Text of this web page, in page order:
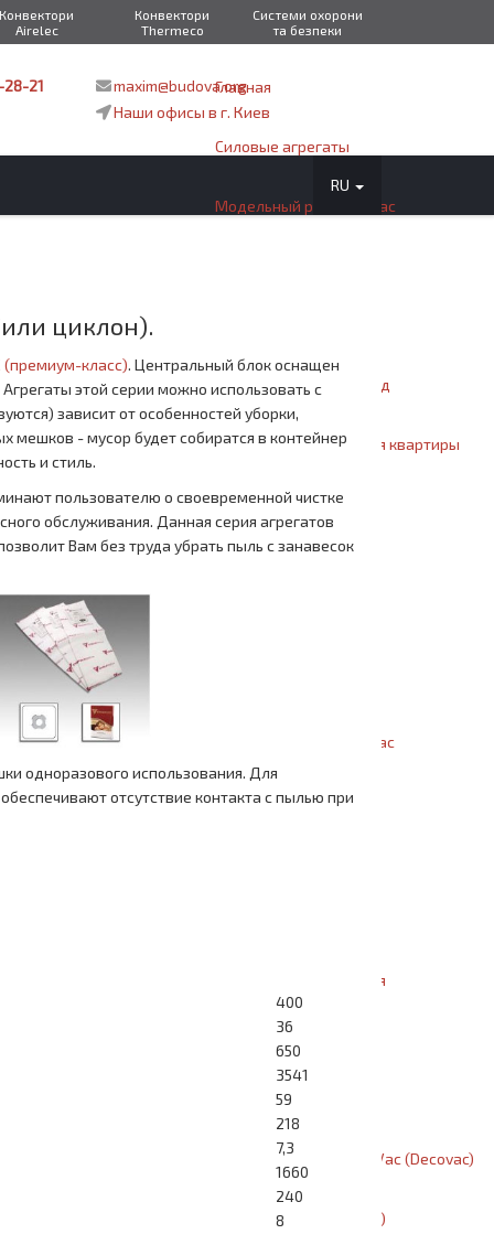
Конвектори
Airelec
Конвектори
Thermeco
Системи охорони
та безпеки
28-21
maxim@budova.org
Наши офисы в г. Киев
Главная
Силовые агрегаты
Модельный ряд Cyclovac
Серия агрегатов Гибрид
Модели с мешками для квартиры
Коммерческая серия
Модельный ряд Drainvac
Про Drainvac
Комбинированая серия
Промышленная серия
Модельный ряд SuperVac (Decovac)
Про SuperVac (Decovac)
RU
циклон).
(премиум-класс). Центральный блок оснащен
этой серии можно использовать с
зависит от особенностей уборки,
мешков - мусор будет собиратся в контейнер
и стиль.
пользователю о своевременной чистке
обслуживания. Данная серия агрегатов
Вам без труда убрать пыль с занавесок
одноразового использования. Для
отсутствие контакта с пылью при
400
36
650
3541
59
218
7,3
1660
240
8